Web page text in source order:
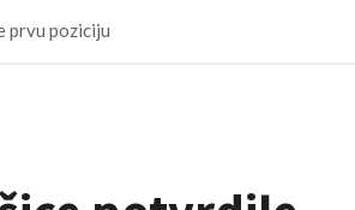
prvu poziciju